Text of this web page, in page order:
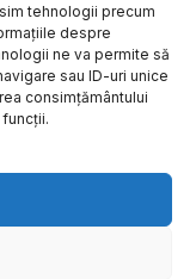
tehnologii precum
despre
ne va permite să
sau ID-uri unice
consimțământului